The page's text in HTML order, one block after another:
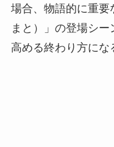
場合、物語的に重要
まと）」の登場シ
高める終わり方にな